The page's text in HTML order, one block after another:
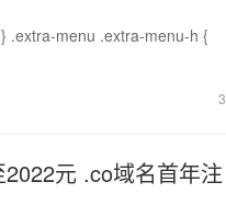
3
元 .co域名首年注